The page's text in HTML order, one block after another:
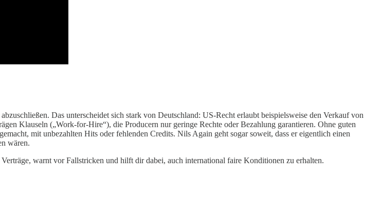
Das unterscheidet sich stark von Deutschland: US-Recht erlaubt beispielsweise den Verkauf von
Klauseln („Work-for-Hire“), die Producern nur geringe Rechte oder Bezahlung garantieren. Ohne guten
mit unbezahlten Hits oder fehlenden Credits. Nils Again geht sogar soweit, dass er eigentlich einen
wären.
warnt vor Fallstricken und hilft dir dabei, auch international faire Konditionen zu erhalten.